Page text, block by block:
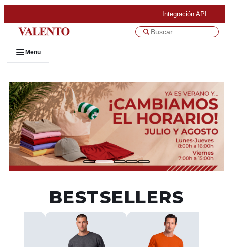
Integración API
Menu
BESTSELLERS